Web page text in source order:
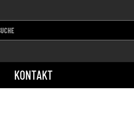
KONTAKT